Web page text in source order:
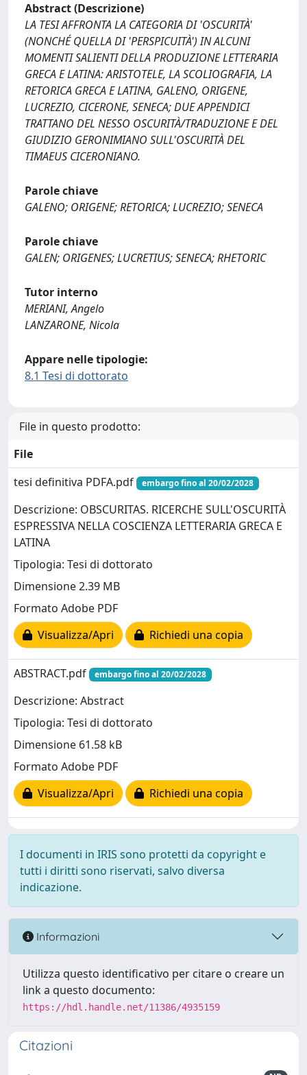
Abstract (Descrizione)
LA TESI AFFRONTA LA CATEGORIA DI 'OSCURITÀ'
(NONCHÉ QUELLA DI 'PERSPICUITÀ') IN ALCUNI
MOMENTI SALIENTI DELLA PRODUZIONE LETTERARIA
GRECA E LATINA: ARISTOTELE, LA SCOLIOGRAFIA, LA
RETORICA GRECA E LATINA, GALENO, ORIGENE,
LUCREZIO, CICERONE, SENECA; DUE APPENDICI
TRATTANO DEL NESSO OSCURITÀ/TRADUZIONE E DEL
GIUDIZIO GERONIMIANO SULL'OSCURITÀ DEL
TIMAEUS CICERONIANO.
Parole chiave
GALENO; ORIGENE; RETORICA; LUCREZIO; SENECA
Parole chiave
GALEN; ORIGENES; LUCRETIUS; SENECA; RHETORIC
Tutor interno
MERIANI, Angelo
LANZARONE, Nicola
Appare nelle tipologie:
8.1 Tesi di dottorato
File in questo prodotto:
File
tesi definitiva PDFA.pdf
embargo fino al 20/02/2028
Descrizione: OBSCURITAS. RICERCHE SULL'OSCURITÀ
ESPRESSIVA NELLA COSCIENZA LETTERARIA GRECA E
LATINA
Tipologia: Tesi di dottorato
Dimensione 2.39 MB
Formato Adobe PDF
Visualizza/Apri
Richiedi una copia
ABSTRACT.pdf embargo fino al 20/02/2028
Descrizione: Abstract
Tipologia: Tesi di dottorato
Dimensione 61.58 kB
Formato Adobe PDF
Visualizza/Apri
Richiedi una copia
I documenti in IRIS sono protetti da copyright e
tutti i diritti sono riservati, salvo diversa
indicazione.
Informazioni
Utilizza questo identificativo per citare o creare un
link a questo documento:
https://hdl.handle.net/11386/4935159
Citazioni